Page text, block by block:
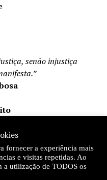
senão injustiça
Chefe
fornecer a experiência mais
e visitas repetidas. Ao
a utilização de TODOS os